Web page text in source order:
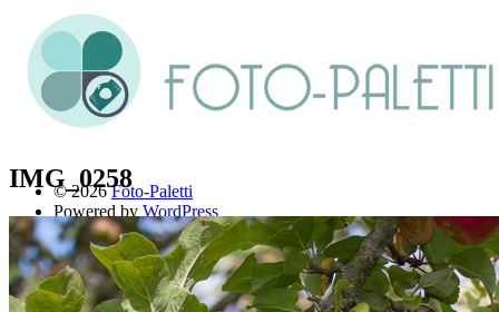
IMG_0258
© 2026Foto-Paletti
Powered by WordPress
Theme: Renkon vonElmastudio